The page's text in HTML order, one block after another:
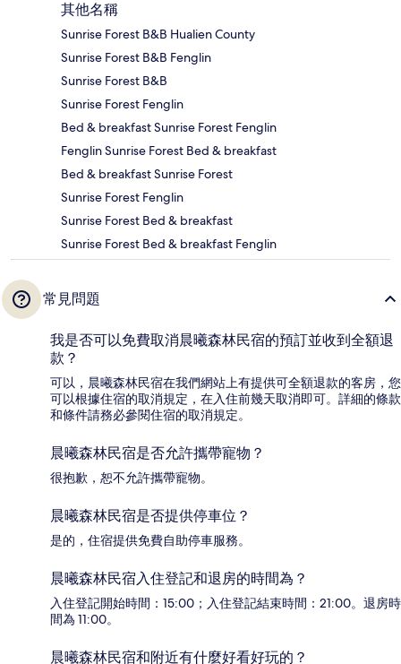
其他名稱
Sunrise Forest B&B Hualien County
Sunrise Forest B&B Fenglin
Sunrise Forest B&B
Sunrise Forest Fenglin
Bed & breakfast Sunrise Forest Fenglin
Fenglin Sunrise Forest Bed & breakfast
Bed & breakfast Sunrise Forest
Sunrise Forest Fenglin
Sunrise Forest Bed & breakfast
Sunrise Forest Bed & breakfast Fenglin
常見問題
我是否可以免費取消晨曦森林民宿的預訂並收到全額退
款？
可以，晨曦森林民宿在我們網站上有提供可全額退款的客房，您
可以根據住宿的取消規定，在入住前幾天取消即可。詳細的條款
和條件請務必參閱住宿的取消規定。
晨曦森林民宿是否允許攜帶寵物？
很抱歉，恕不允許攜帶寵物。
晨曦森林民宿是否提供停車位？
是的，住宿提供免費自助停車服務。
晨曦森林民宿入住登記和退房的時間為？
入住登記開始時間：15:00；入住登記結束時間：21:00。退房時
間為 11:00。
晨曦森林民宿和附近有什麼好看好玩的？